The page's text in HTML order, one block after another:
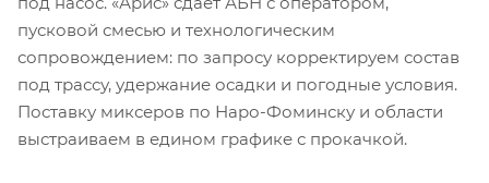
пусковой смесью и технологическим
сопровождением: по запросу корректируем состав
под трассу, удержание осадки и погодные условия.
Поставку миксеров по Наро-Фоминску и области
выстраиваем в едином графике с прокачкой.